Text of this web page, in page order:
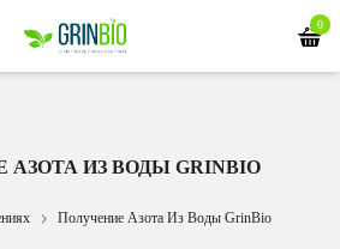
0
ИЗ ВОДЫ GRINBIO
Получение Азота Из Воды GrinBio